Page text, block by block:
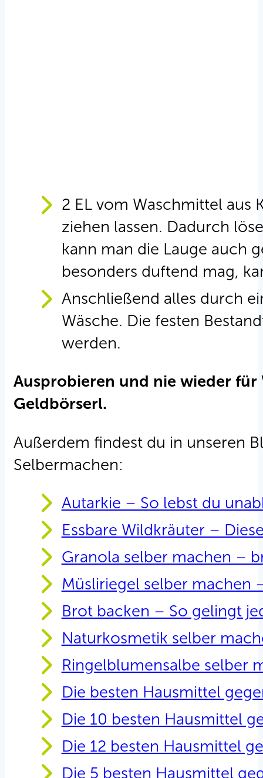
2 EL vom Waschmittel aus
ziehen lassen. Dadurch
kann man die Lauge auch
besonders duftend mag,
Anschließend alles durch
Wäsche. Die festen
werden.
Ausprobieren und nie wieder
Geldbörserl.
Außerdem findest du in unseren
Selbermachen:
Autarkie – So lebst du
Essbare Wildkräuter –
Granola selber machen –
Müsliriegel selber machen
Brot backen – So gelingt
Naturkosmetik selber
Ringelblumensalbe selber
Die besten Hausmittel
Die 10 besten Hausmittel
Die 12 besten Hausmittel
Die 5 besten Hausmittel